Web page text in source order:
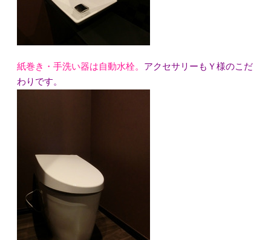
紙巻き・手洗い器は自動水栓。 アクセサリーもＹ様のこだ
わりです。